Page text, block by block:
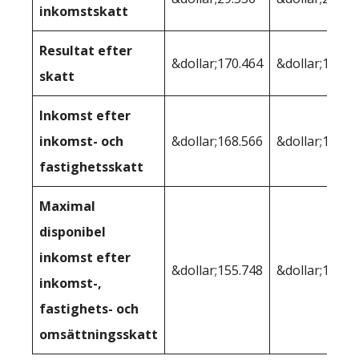
inkomstskatt
Resultat efter
skatt
&dollar;170.464
Inkomst efter
inkomst- och
fastighetsskatt
&dollar;168.566
Maximal
disponibel
inkomst efter
inkomst-,
fastighets- och
omsättningsskatt
&dollar;155.748